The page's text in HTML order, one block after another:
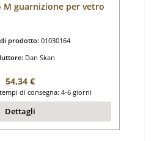
M guarnizione per vetro
prodotto: 01030164
Dan Skan
Prezzo normale:
54,34 €
di consegna: 4-6 giorni
Dettagli